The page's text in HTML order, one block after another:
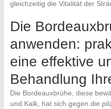
gleichzeitig die Vitalität der
Die
anwenden:
eine effektive
Behandlung
Die Bordeauxbrühe, diese
und Kalk, hat sich gegen die